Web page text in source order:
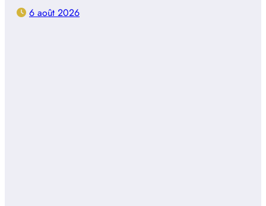
6 août 2026